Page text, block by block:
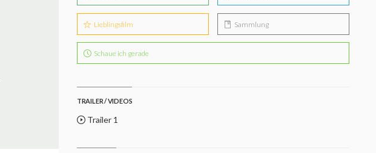
Lieblingsfilm Sammlung
Schaue ich gerade
TRAILER / VIDEOS
Trailer 1